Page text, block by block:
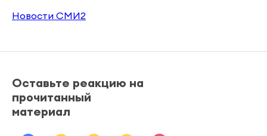
Новости СМИ2
Оставьте реакцию на
прочитанный
материал